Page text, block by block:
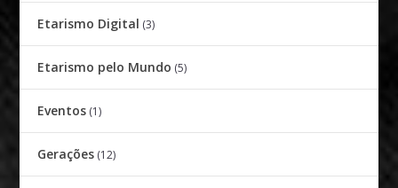
Etarismo Digital (3)
Etarismo pelo Mundo (5)
Eventos (1)
Gerações (12)